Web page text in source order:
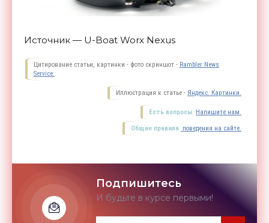
Источник — U-Boat Worx Nexus
Цитирование статьи, картинки - фото скриншот - Rambler News
Service.
Иллюстрация к статье - Яндекс. Картинки.
Есть вопросы. Напишите нам.
Общие правила поведения на сайте.
Подпишитесь
И будьте в курсе первыми!